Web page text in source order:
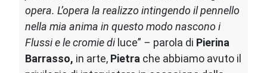
opera. L’opera la realizzo intingendo il pennello
nella mia anima in questo modo nascono i
Flussi e le cromie diluce” – parola di Pierina
Barrasso, in arte, Pietra che abbiamo avuto il